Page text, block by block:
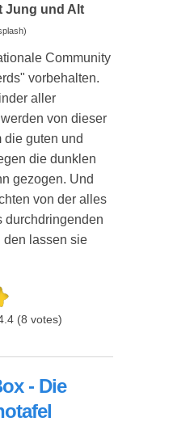
Jung und Alt
Community
vorbehalten.
aller
von dieser
die guten und
die dunklen
gezogen. Und
von der alles
durchdringenden
den lassen sie
(8 votes)
Geschenkideen
- Die